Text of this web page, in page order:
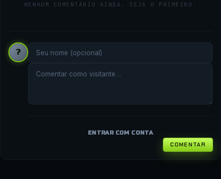
NENHUM COMENTÁRIO AINDA. SEJA O PRIMEIRO.
?
ENTRAR COM CONTA
COMENTAR